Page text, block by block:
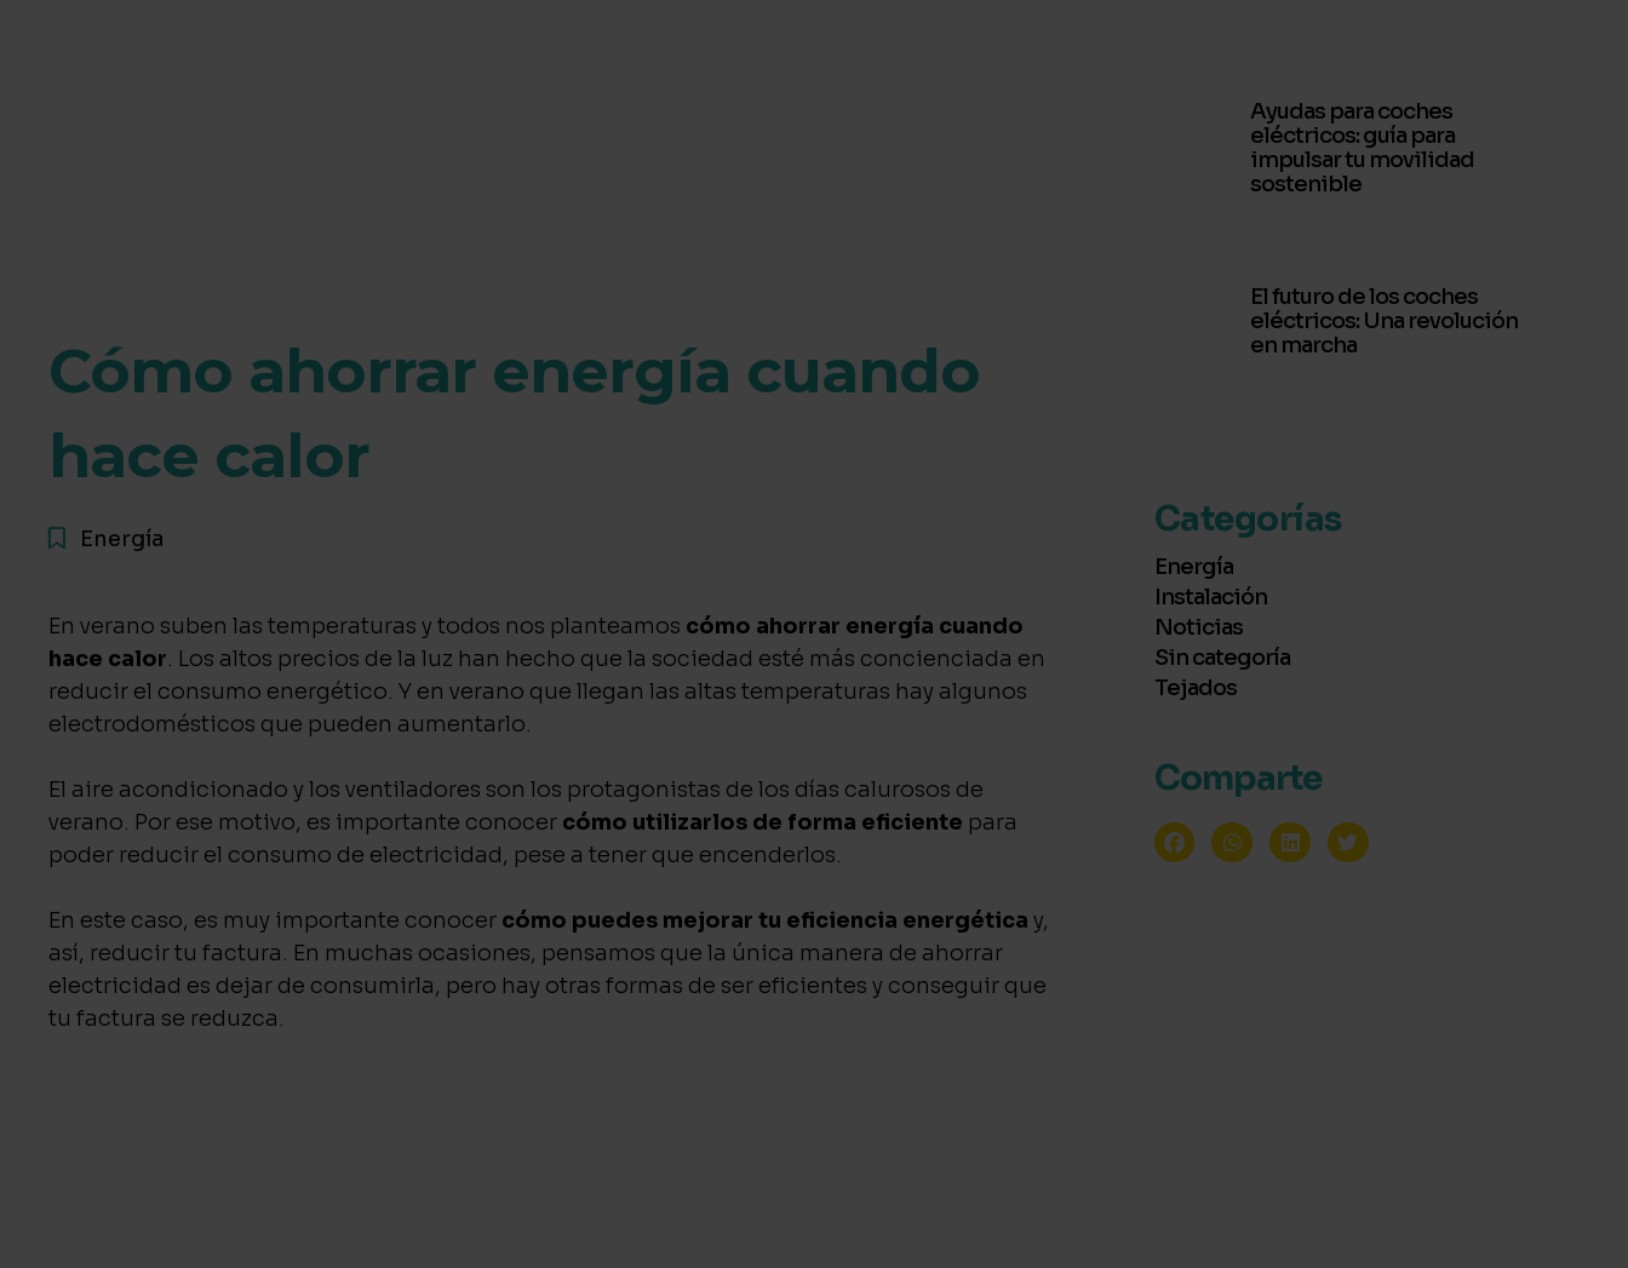
Cómo ahorrar energía cuando
hace calor
Energía
En verano suben las temperaturas y todos nos planteamos cómo ahorrar energía cuando
hace calor. Los altos precios de la luz han hecho que la sociedad esté más concienciada en
reducir el consumo energético. Y en verano que llegan las altas temperaturas hay algunos
electrodomésticos que pueden aumentarlo.
El aire acondicionado y los ventiladores son los protagonistas de los días calurosos de
verano. Por ese motivo, es importante conocer cómo utilizarlos de forma eficiente para
poder reducir el consumo de electricidad, pese a tener que encenderlos.
En este caso, es muy importante conocer cómo puedes mejorar tu eficiencia energética y,
así, reducir tu factura. En muchas ocasiones, pensamos que la única manera de ahorrar
electricidad es dejar de consumirla, pero hay otras formas de ser eficientes y conseguir que
tu factura se reduzca.
Ayudas para coches
eléctricos: guía para
impulsar tu movilidad
sostenible
El futuro de los coches
eléctricos: Una revolución
en marcha
Categorías
Energía
Instalación
Noticias
Sin categoría
Tejados
Comparte